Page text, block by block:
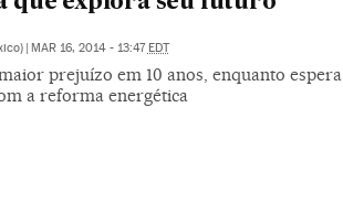
MAR 16, 2014 - 13:47 EDT
prejuízo em 10 anos, enquanto espera
a reforma energética